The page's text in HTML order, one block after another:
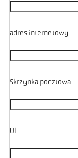
adres internetowy
Skrzynka pocztowa
Ul